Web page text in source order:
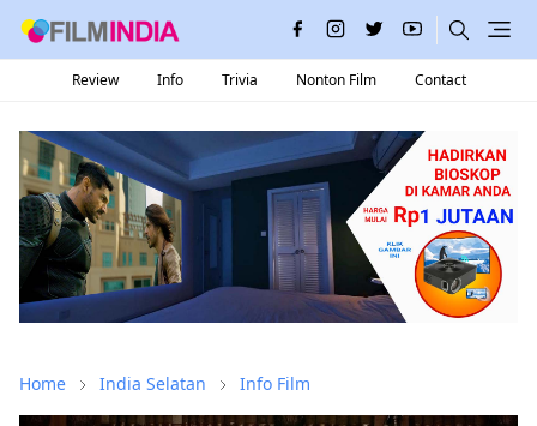
Review Info Trivia Nonton Film Contact
Home India Selatan Info Film